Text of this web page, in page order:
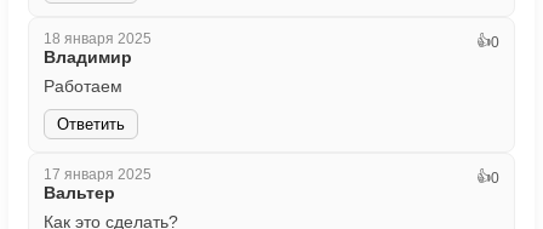
18 января 2025
Владимир
👍0
Работаем
Ответить
17 января 2025
Вальтер
👍0
Как это сделать?